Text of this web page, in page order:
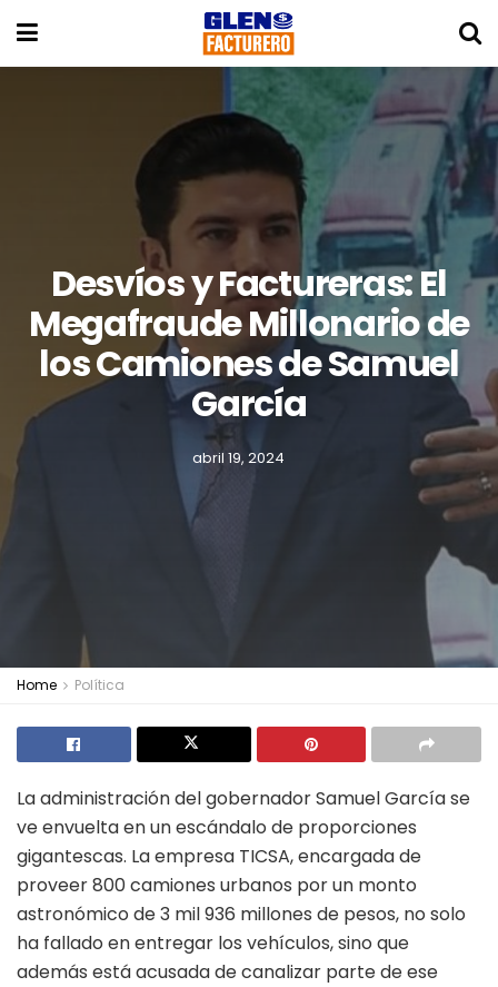
Desvíos y Factureras: El
Megafraude Millonario de
los Camiones de Samuel
García
abril 19, 2024
Home Política
La administración del gobernador Samuel García se
ve envuelta en un escándalo de proporciones
gigantescas. La empresa TICSA, encargada de
proveer 800 camiones urbanos por un monto
astronómico de 3 mil 936 millones de pesos, no solo
ha fallado en entregar los vehículos, sino que
además está acusada de canalizar parte de ese